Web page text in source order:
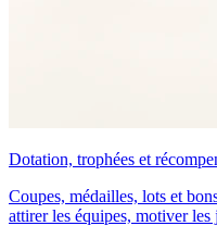
Dotation, trophées et
Coupes, médailles, lots et
attirer les équipes, motiver les